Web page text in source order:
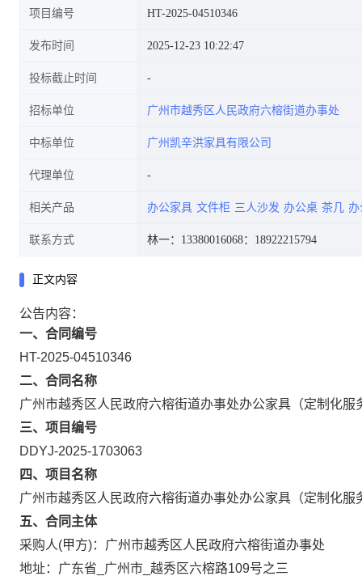
服务)电子卖场合同的合同公告
项目编号 HT-2025-04510346
发布时间 2025-12-23 10:22:47
投标截止时间
招标单位 广州市越秀区人民政府六榕街道办事处
中标单位 广州凯辛洪家具有限公司
代理单位
相关产品 办公家具 文件柜 三人沙发 办公桌 茶几 办
联系方式 林一：13380016068：18922215794
正文内容
公告内容：
一、合同编号
HT-2025-04510346
二、合同名称
广州市越秀区人民政府六榕街道办事处办公家具（定制化服
三、项目编号
DDYJ-2025-1703063
四、项目名称
广州市越秀区人民政府六榕街道办事处办公家具（定制化服
五、合同主体
采购人(甲方)：广州市越秀区人民政府六榕街道办事处
地址：广东省_广州市_越秀区六榕路109号之三